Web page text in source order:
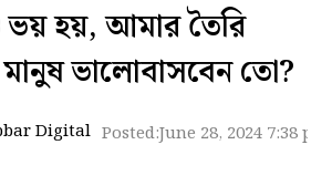
হয়, আমার তৈরি
মানুষ ভালোবাসবেন তো?
Digital Posted:June 28, 2024 7:38 pm